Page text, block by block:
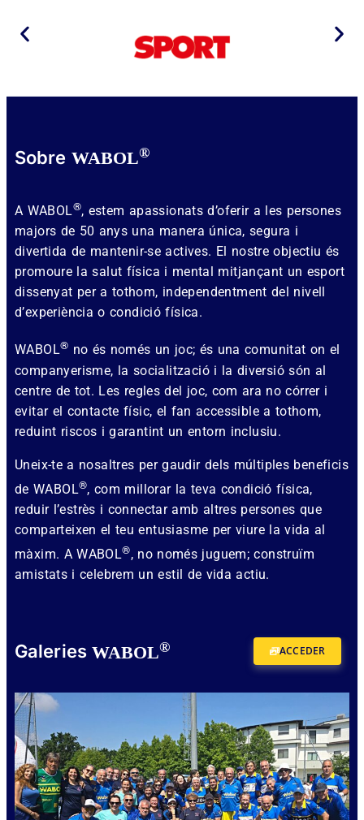
Sobre WABOL®
A WABOL®, estem apassionats d’oferir a les persones
majors de 50 anys una manera única, segura i
divertida de mantenir-se actives. El nostre objectiu és
promoure la salut física i mental mitjançant un esport
dissenyat per a tothom, independentment del nivell
d’experiència o condició física.
WABOL® no és només un joc; és una comunitat on el
companyerisme, la socialització i la diversió són al
centre de tot. Les regles del joc, com ara no córrer i
evitar el contacte físic, el fan accessible a tothom,
reduint riscos i garantint un entorn inclusiu.
Uneix-te a nosaltres per gaudir dels múltiples beneficis
de WABOL®, com millorar la teva condició física,
reduir l’estrès i connectar amb altres persones que
comparteixen el teu entusiasme per viure la vida al
màxim. A WABOL®, no només juguem; construïm
amistats i celebrem un estil de vida actiu.
Galeries WABOL® ACCEDER